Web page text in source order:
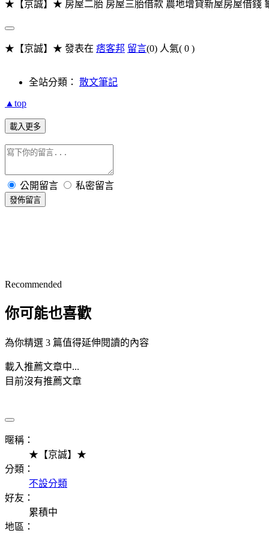
★【京誠】★ 房屋二胎 房屋三胎借款 農地增貸新屋房屋借錢
★【京誠】★ 發表在 痞客邦 留言(0) 人氣( 0 )
全站分類： 散文筆記
▲top
載入更多
公開留言 私密留言
發佈留言
Recommended
你可能也喜歡
為你精選 3 篇值得延伸閱讀的內容
載入推薦文章中...
目前沒有推薦文章
暱稱：
★【京誠】★
分類：
不設分類
好友：
累積中
地區：